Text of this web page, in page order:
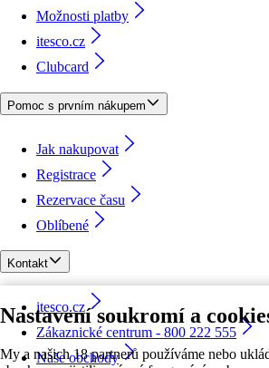
Nastavení soukromí a
My a našich 18 partnerů používáme nebo
Možnosti platby
itesco.cz
Clubcard
Pomoc s prvním nákupem
Jak nakupovat
Registrace
Rezervace času
Oblíbené
Kontakt
itesco.cz
Zákaznické centrum - 800 222 555
Naše obchody